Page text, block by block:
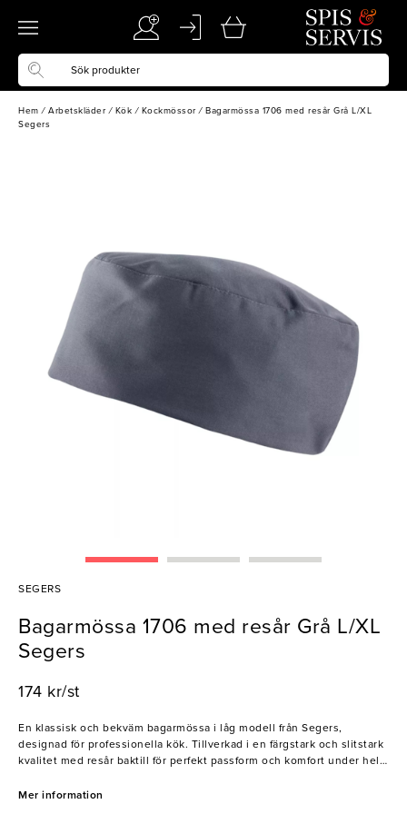
Hem / Arbetskläder / Kök / Kockmössor / Bagarmössa 1706 med resår Grå L/XL
Segers
SEGERS
Bagarmössa 1706 med resår Grå L/XL
Segers
174 kr/st
En klassisk och bekväm bagarmössa i låg modell från Segers,
designad för professionella kök. Tillverkad i en färgstark och slitstark
kvalitet med resår baktill för perfekt passform och komfort under hela
Mer information